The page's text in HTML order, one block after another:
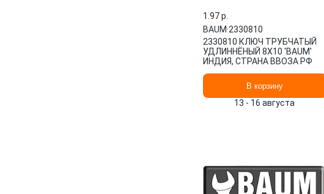
1.97 p.
BAUM·2330810
2330810 КЛЮЧ ТРУБЧАТЫЙ
УДЛИННЁНЫЙ 8Х10 'BAUM'
ИНДИЯ, СТРАНА ВВОЗА РФ
В корзину
13 - 16 августа